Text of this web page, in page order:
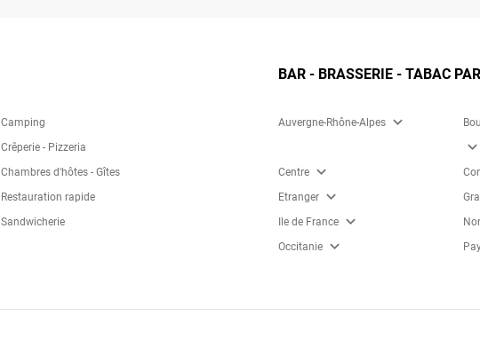
Camping
Crêperie - Pizzeria
Chambres d'hôtes - Gîtes
Restauration rapide
Sandwicherie
BAR - BRASSERIE - TABAC
Auvergne-Rhône-Alpes expand_more
expand_more
Centre expand_more
Etranger expand_more
Ile de France expand_more
Occitanie expand_more